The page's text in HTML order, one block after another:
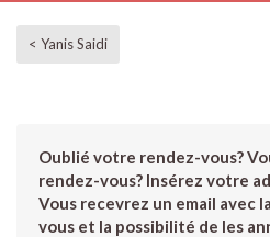
< Yanis Saidi
Oublié votre rendez-vous?
rendez-vous? Insérez votre
Vous recevrez un email avec
vous et la possibilité de les